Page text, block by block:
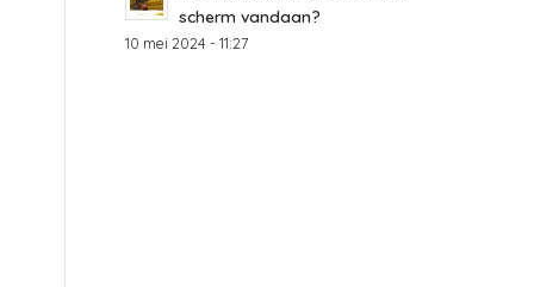
scherm vandaan?
10 mei 2024 - 11:27